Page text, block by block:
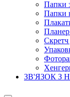
Папки
Папки
Скретч
ЗВ'ЯЗОК З